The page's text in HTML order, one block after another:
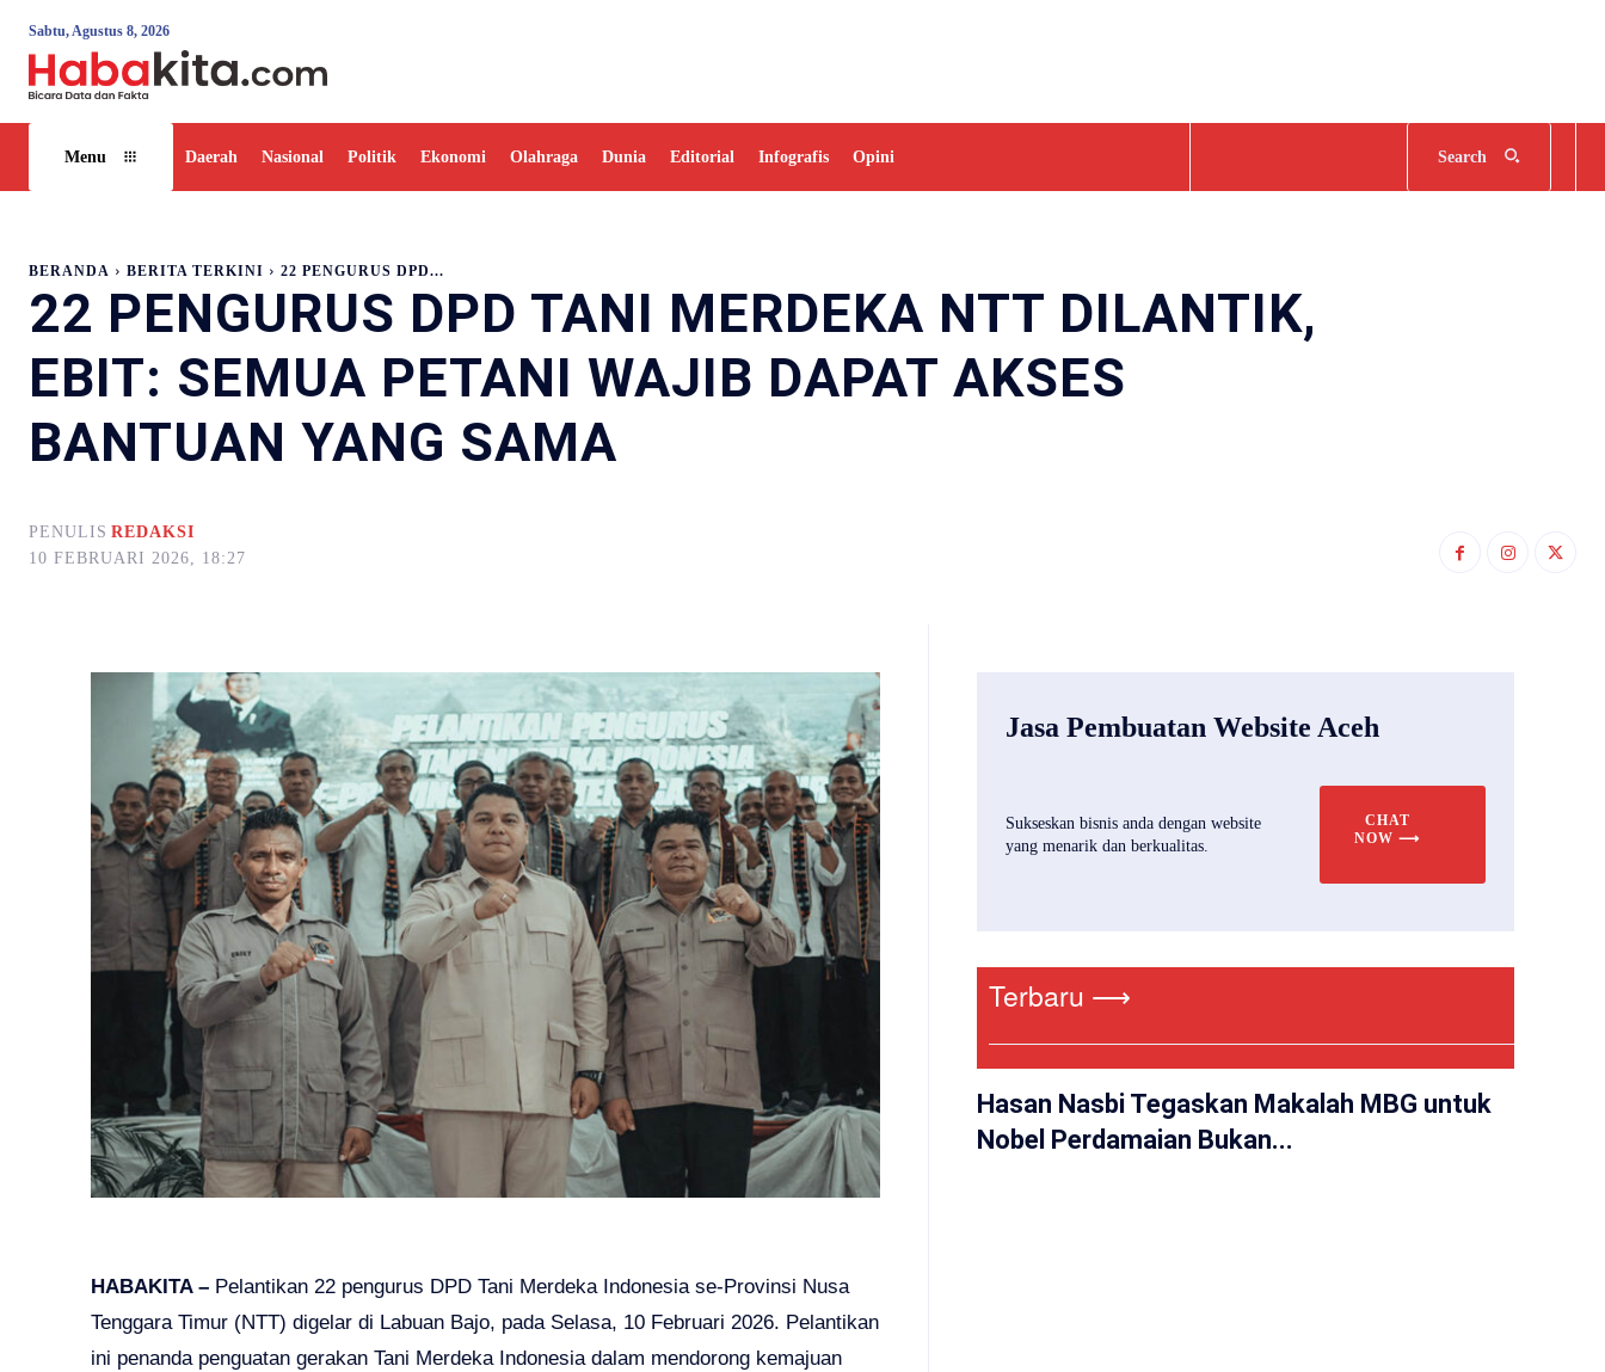
Sabtu, Agustus 8, 2026
Menu Daerah Nasional Politik Ekonomi Olahraga Dunia Editorial Infografis Opini Search
BERANDA BERITA TERKINI 22 PENGURUS DPD...
22 PENGURUS DPD TANI MERDEKA NTT DILANTIK,
EBIT: SEMUA PETANI WAJIB DAPAT AKSES
BANTUAN YANG SAMA
PENULIS REDAKSI
10 FEBRUARI 2026, 18:27
HABAKITA – Pelantikan 22 pengurus DPD Tani Merdeka Indonesia se-Provinsi Nusa
Tenggara Timur (NTT) digelar di Labuan Bajo, pada Selasa, 10 Februari 2026. Pelantikan
ini penanda penguatan gerakan Tani Merdeka Indonesia dalam mendorong kemajuan
Jasa Pembuatan Website Aceh
Sukseskan bisnis anda dengan website
yang menarik dan berkualitas.
CHAT
NOW ⟶
Terbaru ⟶
Hasan Nasbi Tegaskan Makalah MBG untuk
Nobel Perdamaian Bukan...